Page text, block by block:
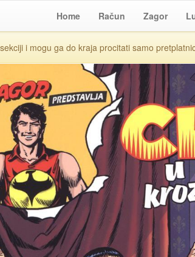
Home Račun Zagor
i mogu ga do kraja procitati samo